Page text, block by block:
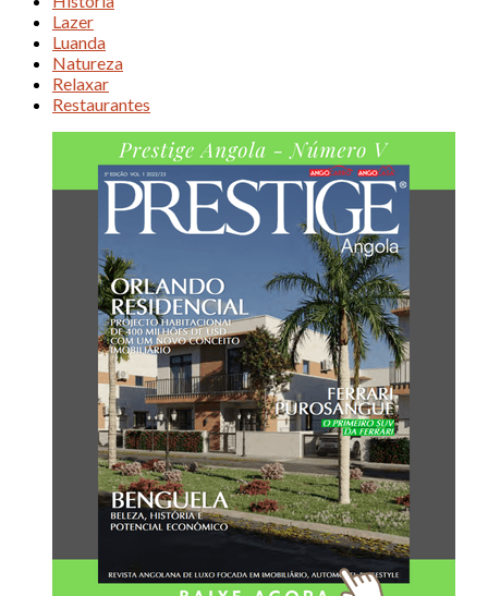
Lazer
Luanda
Natureza
Relaxar
Restaurantes